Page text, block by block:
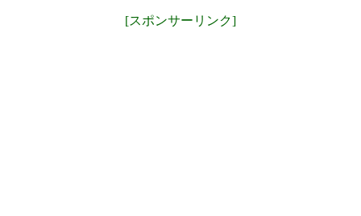
[スポンサーリンク]